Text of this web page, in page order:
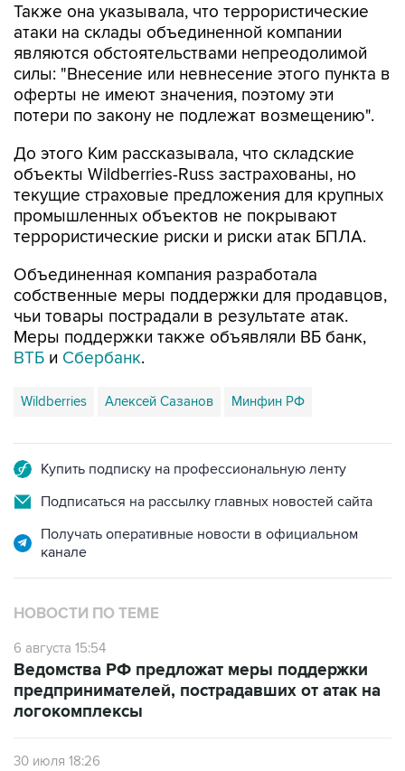
Также она указывала, что террористические
атаки на склады объединенной компании
являются обстоятельствами непреодолимой
силы: "Внесение или невнесение этого пункта в
оферты не имеют значения, поэтому эти
потери по закону не подлежат возмещению".
До этого Ким рассказывала, что складские
объекты Wildberries-Russ застрахованы, но
текущие страховые предложения для крупных
промышленных объектов не покрывают
террористические риски и риски атак БПЛА.
Объединенная компания разработала
собственные меры поддержки для продавцов,
чьи товары пострадали в результате атак.
Меры поддержки также объявляли ВБ банк,
ВТБ и Сбербанк.
Wildberries Алексей Сазанов Минфин РФ
Купить подписку на профессиональную ленту
Подписаться на рассылку главных новостей сайта
Получать оперативные новости в официальном
канале
НОВОСТИ ПО ТЕМЕ
6 августа 15:54
Ведомства РФ предложат меры поддержки
предпринимателей, пострадавших от атак на
логокомплексы
30 июля 18:26